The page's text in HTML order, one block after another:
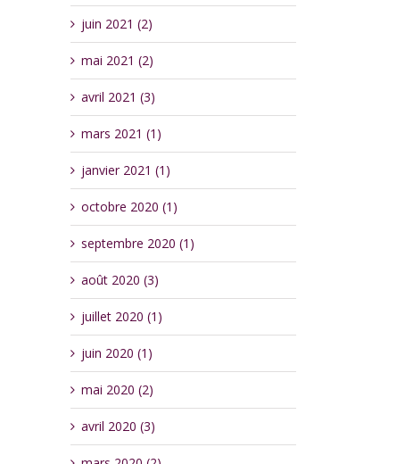
juin 2021 (2)
mai 2021 (2)
avril 2021 (3)
mars 2021 (1)
janvier 2021 (1)
octobre 2020 (1)
septembre 2020 (1)
août 2020 (3)
juillet 2020 (1)
juin 2020 (1)
mai 2020 (2)
avril 2020 (3)